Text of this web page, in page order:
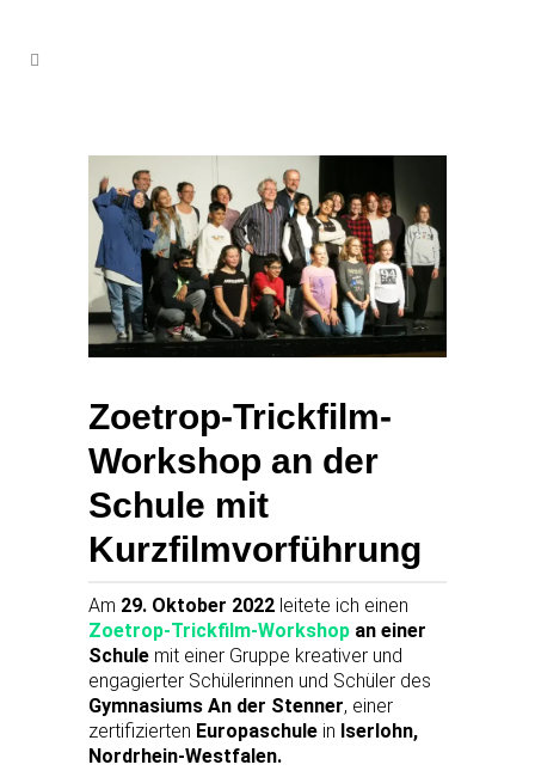
Zoetrop-Trickfilm-
Workshop an der
Schule mit
Kurzfilmvorführung
Am 29. Oktober 2022 leitete ich einen
Zoetrop-Trickfilm-Workshop an einer
Schule mit einer Gruppe kreativer und
engagierter Schülerinnen und Schüler des
Gymnasiums An der Stenner, einer
zertifizierten Europaschule in Iserlohn,
Nordrhein-Westfalen.